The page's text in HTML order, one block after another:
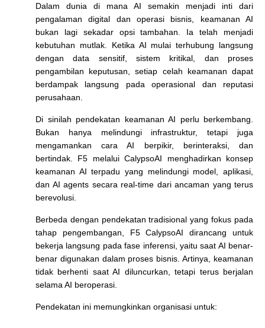
Dalam dunia di mana AI semakin menjadi inti dari
pengalaman digital dan operasi bisnis, keamanan AI
bukan lagi sekadar opsi tambahan. Ia telah menjadi
kebutuhan mutlak. Ketika AI mulai terhubung langsung
dengan data sensitif, sistem kritikal, dan proses
pengambilan keputusan, setiap celah keamanan dapat
berdampak langsung pada operasional dan reputasi
perusahaan.
Di sinilah pendekatan keamanan AI perlu berkembang.
Bukan hanya melindungi infrastruktur, tetapi juga
mengamankan cara AI berpikir, berinteraksi, dan
bertindak. F5 melalui CalypsoAI menghadirkan konsep
keamanan AI terpadu yang melindungi model, aplikasi,
dan AI agents secara real-time dari ancaman yang terus
berevolusi.
Berbeda dengan pendekatan tradisional yang fokus pada
tahap pengembangan, F5 CalypsoAI dirancang untuk
bekerja langsung pada fase inferensi, yaitu saat AI benar-
benar digunakan dalam proses bisnis. Artinya, keamanan
tidak berhenti saat AI diluncurkan, tetapi terus berjalan
selama AI beroperasi.
Pendekatan ini memungkinkan organisasi untuk: